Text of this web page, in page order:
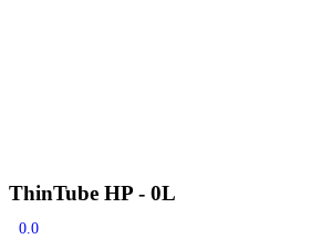
ThinTube HP - 0L
0.0